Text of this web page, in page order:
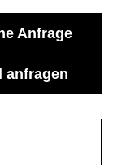
Anfrage
anfragen